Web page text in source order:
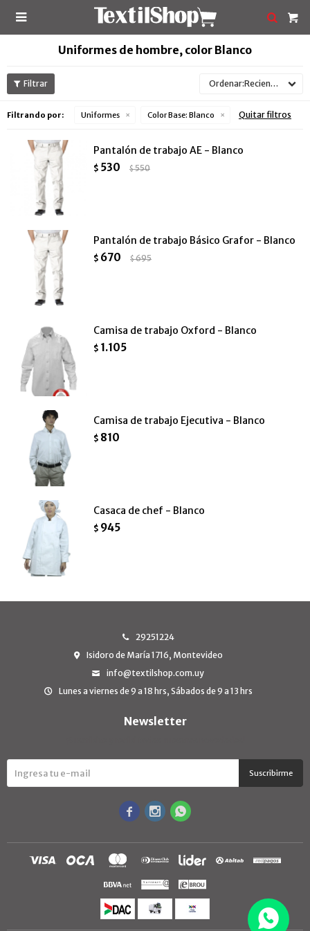

Uniformes de hombre, color Blanco
Recientes
Filtrando por: Uniformes Color Base: Blanco Quitar filtros
Pantalón de trabajo AE - Blanco
$ 530 $550
Pantalón de trabajo Básico Grafor - Blanco
$ 670 $695
Camisa de trabajo Oxford - Blanco
$ 1.105
Camisa de trabajo Ejecutiva - Blanco
$ 810
Casaca de chef - Blanco
$ 945
29251224
Isidoro de María 1716, Montevideo
info@textilshop.com.uy
Lunes a viernes de 9 a 18 hrs, Sábados de 9 a 13 hrs
Newsletter
Suscribirme
  